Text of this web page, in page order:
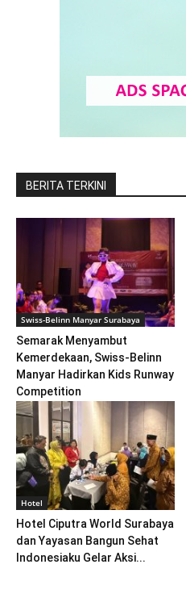
BERITA TERKINI
Swiss-Belinn Manyar Surabaya
Semarak Menyambut
Kemerdekaan, Swiss-Belinn
Manyar Hadirkan Kids Runway
Competition
Hotel
Hotel Ciputra World Surabaya
dan Yayasan Bangun Sehat
Indonesiaku Gelar Aksi...